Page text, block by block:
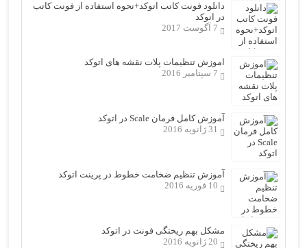
دانلود فونت کاتب اتوکد+نحوه استفاده از فونت کاتب
در اتوکد
7 آگوست 2017
اموزش تنظیمات پلات نقشه های اتوکد
7 سپتامبر 2016
آموزش کامل فرمان Scale در اتوکد
31 ژانویه 2016
آموزش تنظیم ضخامت خطوط در پرینت اتوکد
10 فوریه 2016
مشکل بهم ریختگی فونت در اتوکد
20 ژانویه 2016